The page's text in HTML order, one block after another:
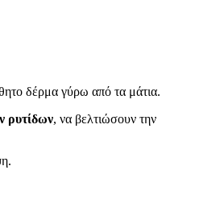
δέρμα γύρω από τα μάτια.
ρυτίδων, να βελτιώσουν την